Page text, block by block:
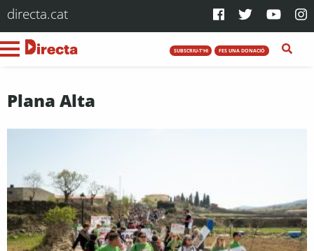
directa.cat
SUBSCRIU-T'HI FES UNA DONACIÓ
Plana Alta